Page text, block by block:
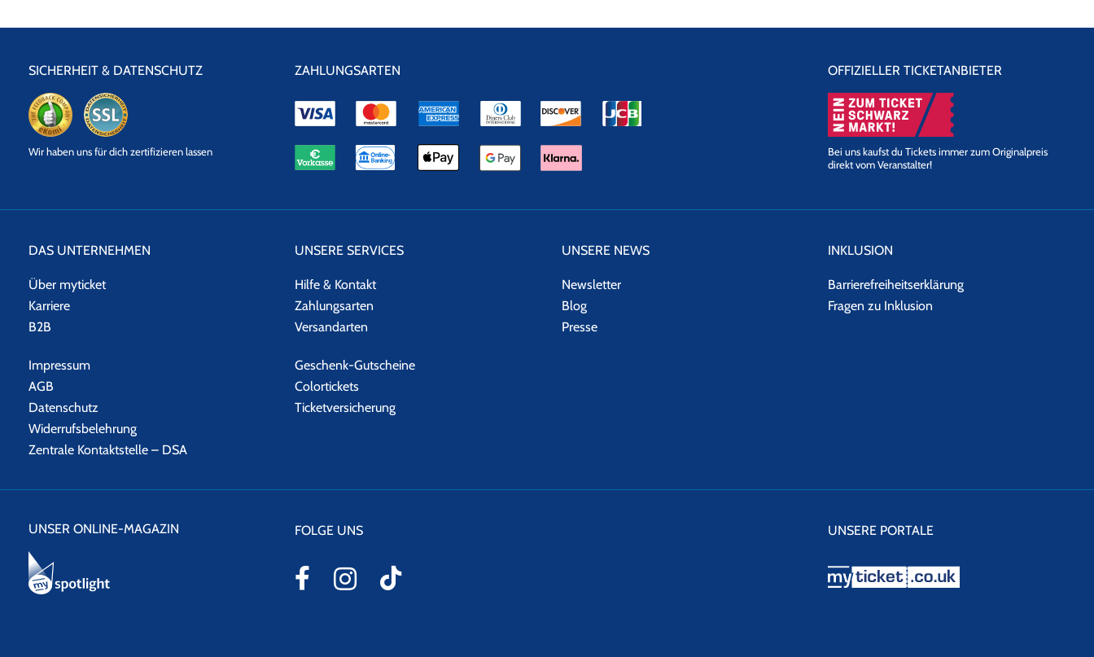
SICHERHEIT & DATENSCHUTZ
Datensicherheit
Wir haben uns für dich zertifizieren lassen
ZAHLUNGSARTEN OFFIZIELLER TICKETANBIETER
Bei uns kaufst du Tickets immer zum Originalpreis
direkt vom Veranstalter!
DAS UNTERNEHMEN
Über myticket
Karriere
B2B
Impressum
AGB
Datenschutz
Widerrufsbelehrung
Zentrale Kontaktstelle – DSA
UNSERE SERVICES
Hilfe & Kontakt
Zahlungsarten
Versandarten
Geschenk-Gutscheine
Colortickets
Ticketversicherung
UNSERE NEWS
Newsletter
Blog
Presse
INKLUSION
Barrierefreiheitserklärung
Fragen zu Inklusion
UNSER ONLINE-MAGAZIN FOLGE UNS UNSERE PORTALE